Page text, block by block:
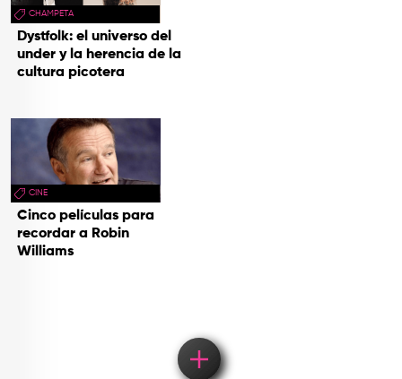
CHAMPETA
Dystfolk: el universo del
under y la herencia de la
cultura picotera
CINE
Cinco películas para
recordar a Robin
Williams